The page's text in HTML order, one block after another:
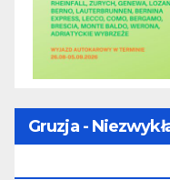
Gruzja -